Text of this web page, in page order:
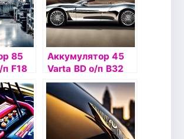
85
F18
Аккумулятор 45
Varta BD о/п B32
(545 156)